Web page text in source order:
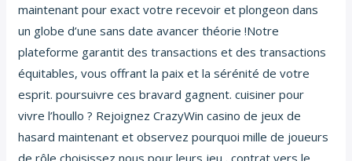
maintenant pour exact votre recevoir et plongeon dans
un globe d’une sans date avancer théorie !Notre
plateforme garantit des transactions et des transactions
équitables, vous offrant la paix et la sérénité de votre
esprit. poursuivre ces bravard gagnent. cuisiner pour
vivre l’houllo ? Rejoignez CrazyWin casino de jeux de
hasard maintenant et observez pourquoi mille de joueurs
de rôle choisissez nous pour leurs jeu . contrat vers le